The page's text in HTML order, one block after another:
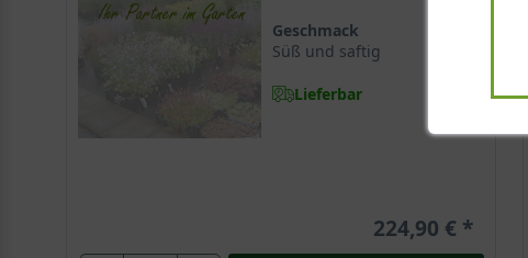
Geschmack
Süß und saftig
Lieferbar
224,90 €